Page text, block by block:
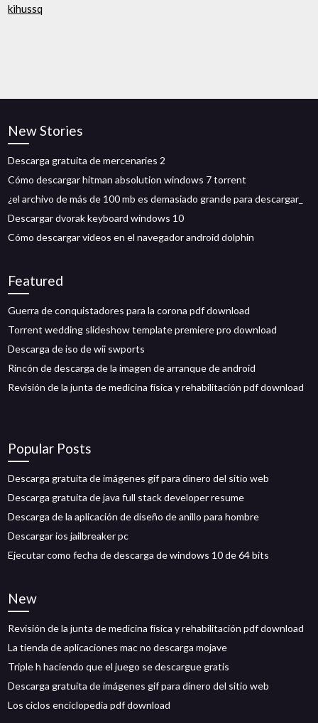
kihussq
New Stories
Descarga gratuita de mercenaries 2
Cómo descargar hitman absolution windows 7 torrent
¿el archivo de más de 100 mb es demasiado grande para descargar_
Descargar dvorak keyboard windows 10
Cómo descargar videos en el navegador android dolphin
Featured
Guerra de conquistadores para la corona pdf download
Torrent wedding slideshow template premiere pro download
Descarga de iso de wii swports
Rincón de descarga de la imagen de arranque de android
Revisión de la junta de medicina física y rehabilitación pdf download
Popular Posts
Descarga gratuita de imágenes gif para dinero del sitio web
Descarga gratuita de java full stack developer resume
Descarga de la aplicación de diseño de anillo para hombre
Descargar ios jailbreaker pc
Ejecutar como fecha de descarga de windows 10 de 64 bits
New
Revisión de la junta de medicina física y rehabilitación pdf download
La tienda de aplicaciones mac no descarga mojave
Triple h haciendo que el juego se descargue gratis
Descarga gratuita de imágenes gif para dinero del sitio web
Los ciclos enciclopedia pdf download